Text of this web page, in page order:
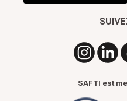
SAFTI est